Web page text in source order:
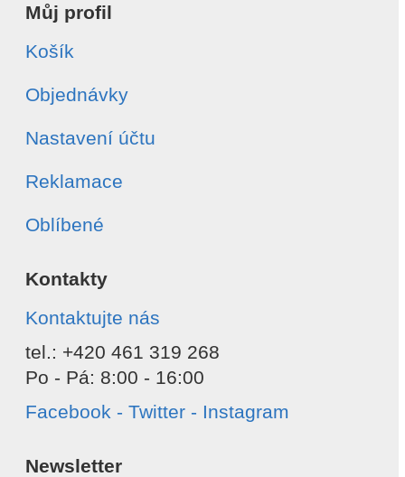
Můj profil
Košík
Objednávky
Nastavení účtu
Reklamace
Oblíbené
Kontakty
Kontaktujte nás
tel.: +420 461 319 268
Po - Pá: 8:00 - 16:00
Facebook - Twitter - Instagram
Newsletter